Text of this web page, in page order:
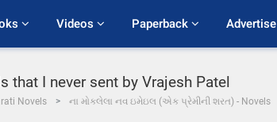
Videos Paperback Advertise
that I never sent by Vrajesh Patel
Novels ના મોકલેલા નવ ઇમેઇલ (એક પ્રેમીની શરત) - Novels